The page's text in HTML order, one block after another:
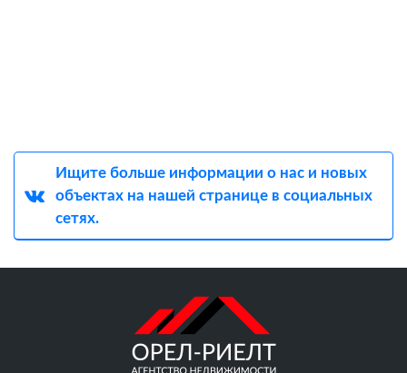
Ищите больше информации о нас и новых
объектах на нашей странице в социальных
сетях.